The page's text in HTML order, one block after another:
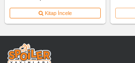
Kitap İncele